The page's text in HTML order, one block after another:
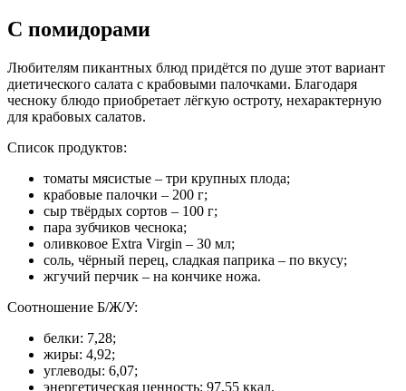
С помидорами
Любителям пикантных блюд придётся по душе этот вариант
диетического салата с крабовыми палочками. Благодаря
чесноку блюдо приобретает лёгкую остроту, нехарактерную
для крабовых салатов.
Список продуктов:
томаты мясистые – три крупных плода;
крабовые палочки – 200 г;
сыр твёрдых сортов – 100 г;
пара зубчиков чеснока;
оливковое Extra Virgin – 30 мл;
соль, чёрный перец, сладкая паприка – по вкусу;
жгучий перчик – на кончике ножа.
Соотношение Б/Ж/У:
белки: 7,28;
жиры: 4,92;
углеводы: 6,07;
энергетическая ценность: 97,55 ккал.